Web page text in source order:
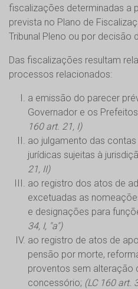
fiscalizações determinadas a
prevista no Plano de
Tribunal Pleno ou por decisão
Das fiscalizações resultam
processos relacionados:
a emissão do parecer
Governador e os
160 art. 21, I)
ao julgamento das
jurídicas sujeitas à
21, II)
ao registro dos atos de
excetuadas as
e designações para
34, I, "a")
ao registro de atos de
pensão por morte,
proventos sem alteração
concessório; (LC 160 art.